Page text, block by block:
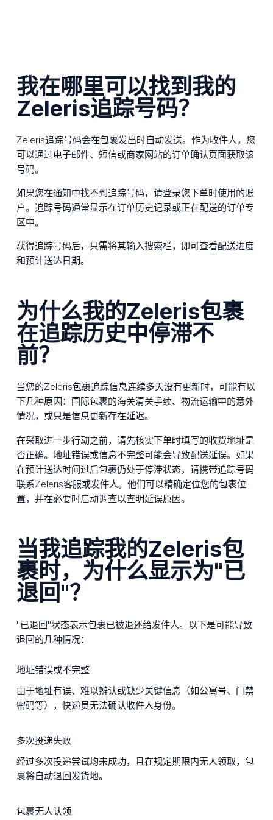
我在哪里可以找到我的
Zeleris追踪号码？
Zeleris追踪号码会在包裹发出时自动发送。作为收件人，您
可以通过电子邮件、短信或商家网站的订单确认页面获取该
号码。
如果您在通知中找不到追踪号码，请登录您下单时使用的账
户。追踪号码通常显示在订单历史记录或正在配送的订单专
区中。
获得追踪号码后，只需将其输入搜索栏，即可查看配送进度
和预计送达日期。
为什么我的Zeleris包裹
在追踪历史中停滞不
前？
当您的Zeleris包裹追踪信息连续多天没有更新时，可能有以
下几种原因：国际包裹的海关清关手续、物流运输中的意外
情况，或只是信息更新存在延迟。
在采取进一步行动之前，请先核实下单时填写的收货地址是
否正确。地址错误或信息不完整可能会导致配送延误。如果
在预计送达时间过后包裹仍处于停滞状态，请携带追踪号码
联系Zeleris客服或发件人。他们可以精确定位您的包裹位
置，并在必要时启动调查以查明延误原因。
当我追踪我的Zeleris包
裹时，为什么显示为"已
退回"？
"已退回"状态表示包裹已被退还给发件人。以下是可能导致
退回的几种情况：
地址错误或不完整
由于地址有误、难以辨认或缺少关键信息（如公寓号、门禁
密码等），快递员无法确认收件人身份。
多次投递失败
经过多次投递尝试均未成功，且在规定期限内无人领取，包
裹将自动退回发货地。
包裹无人认领